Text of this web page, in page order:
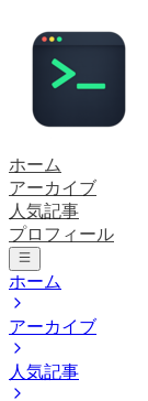
ホーム
アーカイブ
人気記事
プロフィール
ホーム
アーカイブ
人気記事